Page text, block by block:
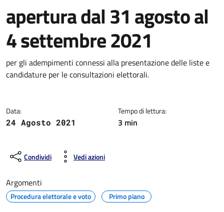
apertura dal 31 agosto al
4 settembre 2021
Dettagli della notizia
per gli adempimenti connessi alla presentazione delle liste e
candidature per le consultazioni elettorali.
Data:
24 Agosto 2021
Tempo di lettura:
3 min
Condividi Vedi azioni
Argomenti
Procedura elettorale e voto Primo piano